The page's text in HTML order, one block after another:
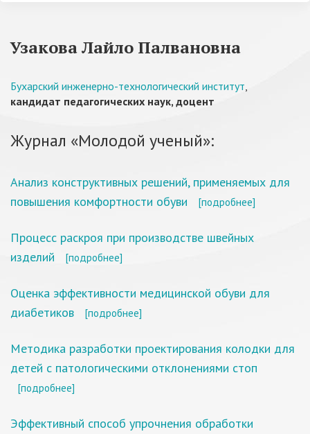
Узакова Лайло Палвановна
Бухарский инженерно-технологический институт,
кандидат педагогических наук, доцент
Журнал «Молодой ученый»:
Анализ конструктивных решений, применяемых для
повышения комфортности обуви
[подробнее]
Процесс раскроя при производстве швейных
изделий
[подробнее]
Оценка эффективности медицинской обуви для
диабетиков
[подробнее]
Методика разработки проектирования колодки для
детей с патологическими отклонениями стоп
[подробнее]
Эффективный способ упрочнения обработки